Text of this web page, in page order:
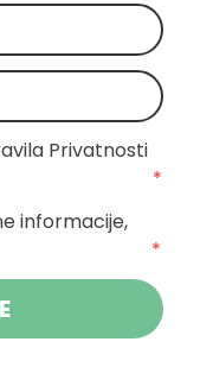
Privatnosti
*
informacije,
*